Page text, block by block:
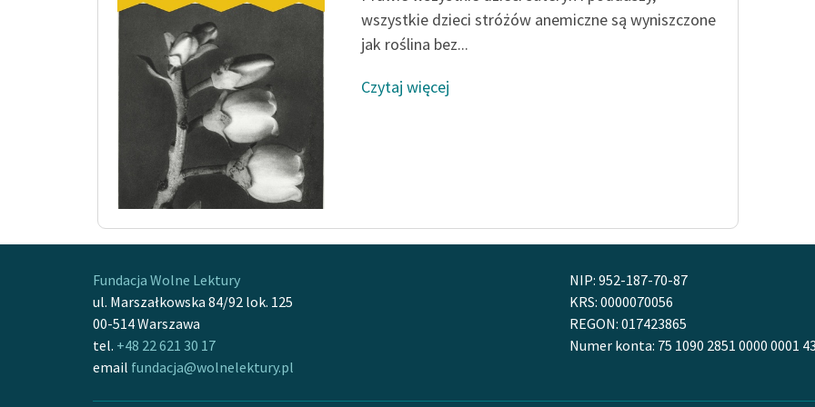
wszystkie dzieci stróżów anemiczne są wyniszczone
jak roślina bez...
Czytaj więcej
Fundacja Wolne Lektury
ul. Marszałkowska 84/92 lok. 125
00-514 Warszawa
tel. +48 22 621 30 17
email fundacja@wolnelektury.pl
NIP: 952-187-70-87
KRS: 0000070056
REGON: 017423865
Numer konta: 75 1090 2851 0000 0001